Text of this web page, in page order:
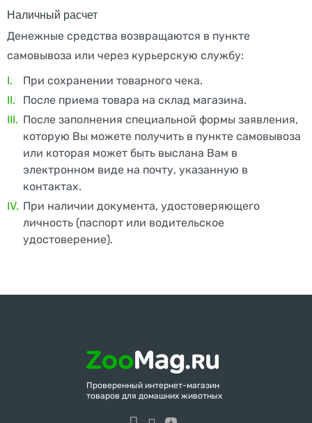
Наличный расчет
Денежные средства возвращаются в пункте
самовывоза или через курьерскую службу:
При сохранении товарного чека.
После приема товара на склад магазина.
После заполнения специальной формы заявления,
которую Вы можете получить в пункте самовывоза
или которая может быть выслана Вам в
электронном виде на почту, указанную в
контактах.
При наличии документа, удостоверяющего
личность (паспорт или водительское
удостоверение).
Проверенный интернет-магазин
товаров для домашних животных